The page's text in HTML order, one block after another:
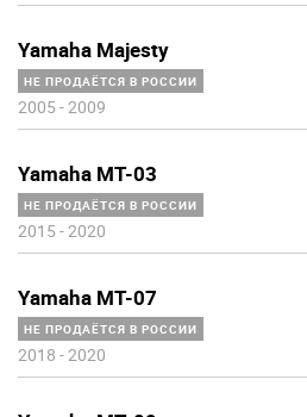
Yamaha Majesty
НЕ ПРОДАЁТСЯ В РОССИИ
2005 -2009
Yamaha MT-03
НЕ ПРОДАЁТСЯ В РОССИИ
2015 -2020
Yamaha MT-07
НЕ ПРОДАЁТСЯ В РОССИИ
2018 -2020